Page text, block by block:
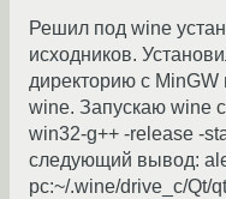
Решил под wine
исходников.
директорию с MinGW
wine. Запускаю wine
win32-g++ -release -
следующий вывод:
pc:~/.wine/drive_c/Qt/